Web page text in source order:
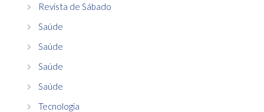
Revista de Sábado
Saúde
Saúde
Saúde
Saúde
Tecnologia